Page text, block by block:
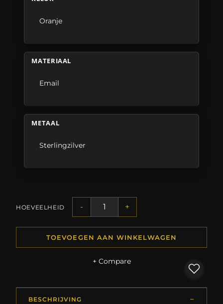
Oranje
MATERIAAL
Email
METAAL
Sterlingzilver
HOEVEELHEID - +
TOEVOEGEN AAN WINKELWAGEN
+ Compare
BESCHRIJVING